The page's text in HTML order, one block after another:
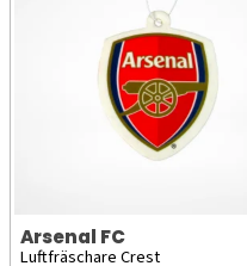
Arsenal FC
Luftfräschare Crest